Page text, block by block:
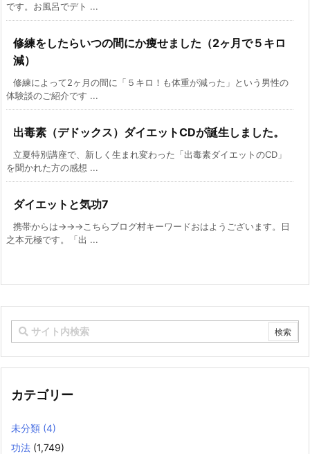
です。お風呂でデト ...
修練をしたらいつの間にか痩せました（2ヶ月で５キロ
減）
修練によって2ヶ月の間に「５キロ！も体重が減った」という男性の
体験談のご紹介です ...
出毒素（デドックス）ダイエットCDが誕生しました。
立夏特別講座で、新しく生まれ変わった「出毒素ダイエットのCD」
を聞かれた方の感想 ...
ダイエットと気功7
携帯からは→→→こちらブログ村キーワードおはようございます。日
之本元極です。「出 ...
カテゴリー
未分類 (4)
功法 (1,749)